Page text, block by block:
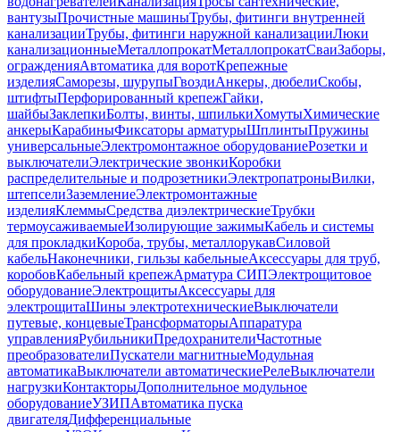
вантузыПрочистные машиныТрубы, фитинги внутренней
канализацииТрубы, фитинги наружной канализацииЛюки
канализационныеМеталлопрокатМеталлопрокатСваиЗаборы,
огражденияАвтоматика для воротКрепежные
изделияСаморезы, шурупыГвоздиАнкеры, дюбелиСкобы,
штифтыПерфорированный крепежГайки,
шайбыЗаклепкиБолты, винты, шпилькиХомутыХимические
анкерыКарабиныФиксаторы арматурыШплинтыПружины
универсальныеЭлектромонтажное оборудованиеРозетки и
выключателиЭлектрические звонкиКоробки
распределительные и подрозетникиЭлектропатроныВилки,
штепселиЗаземлениеЭлектромонтажные
изделияКлеммыСредства диэлектрическиеТрубки
термоусаживаемыеИзолирующие зажимыКабель и системы
для прокладкиКороба, трубы, металлорукавСиловой
кабельНаконечники, гильзы кабельныеАксессуары для труб,
коробовКабельный крепежАрматура СИПЭлектрощитовое
оборудованиеЭлектрощитыАксессуары для
электрощитаШины электротехническиеВыключатели
путевые, концевыеТрансформаторыАппаратура
управленияРубильникиПредохранителиЧастотные
преобразователиПускатели магнитныеМодульная
автоматикаВыключатели автоматическиеРелеВыключатели
нагрузкиКонтакторыДополнительное модульное
оборудованиеУЗИПАвтоматика пуска
двигателяДифференциальные